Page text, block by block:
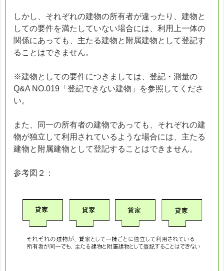
しかし、それぞれの建物の所有者が違ったり、建物と
しての要件を満たしていない場合には、利用上一体の
関係にあっても、主たる建物と附属建物として登記す
ることはできません。
※建物としての要件につきましては、登記・測量の
Q&A NO.019「登記できない建物」を参照してくださ
い。
また、同一の所有者の建物であっても、それぞれの建
物が独立して利用されているような場合には、主たる
建物と附属建物として登記することはできません。
参考図２：